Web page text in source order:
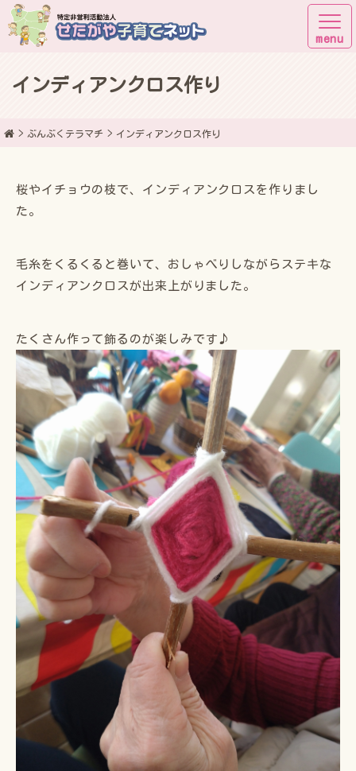
インディアンクロス作り
ぶんぶくテラマチ インディアンクロス作り
桜やイチョウの枝で、インディアンクロスを作りまし
た。
毛糸をくるくると巻いて、おしゃべりしながらステキな
インディアンクロスが出来上がりました。
たくさん作って飾るのが楽しみです♪